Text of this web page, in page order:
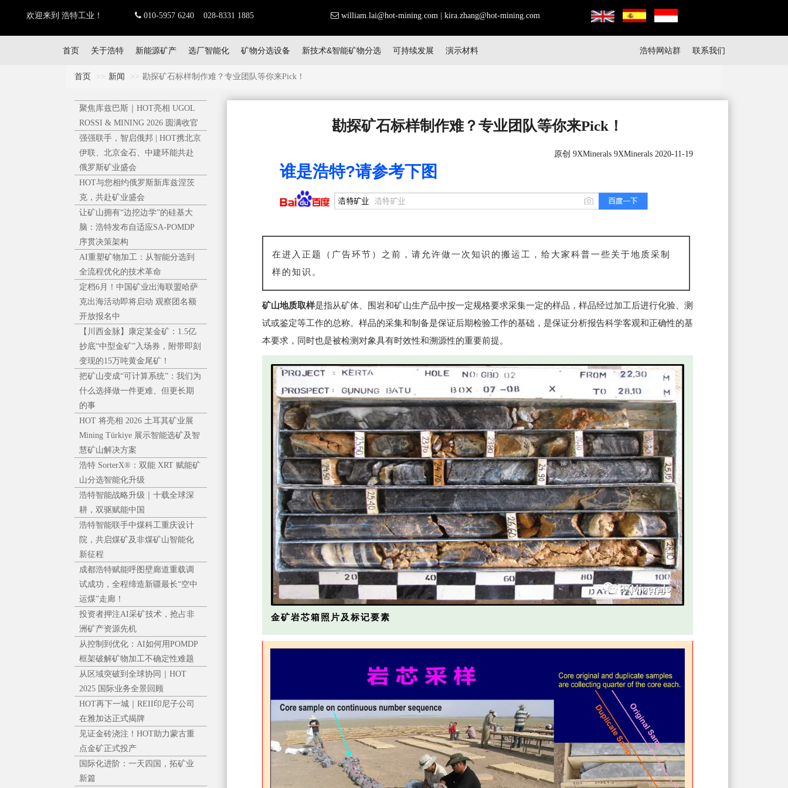
欢迎来到 浩特工业！ 010-5957 6240 028-8331 1885 william.lai@hot-mining.com| kira.zhang@hot-mining.com
首页 关于浩特 新能源矿产 选厂智能化 矿物分选设备 新技术&智能矿物分选 可持续发展 演示材料 浩特网站群 联系我们
首页 新闻 勘探矿石标样制作难？专业团队等你来Pick！
聚焦库兹巴斯｜HOT亮相 UGOL
ROSSI & MINING 2026 圆满收官
强强联手，智启俄邦 | HOT携北京
伊联、北京金石、中建环能共赴
俄罗斯矿业盛会
HOT与您相约俄罗斯新库兹涅茨
克，共赴矿业盛会
让矿山拥有“边挖边学”的硅基大
脑：浩特发布自适应SA-POMDP
序贯决策架构
AI重塑矿物加工：从智能分选到
全流程优化的技术革命
定档6月！中国矿业出海联盟哈萨
克出海活动即将启动 观察团名额
开放报名中
【川西金脉】康定某金矿：1.5亿
抄底“中型金矿”入场券，附带即刻
变现的15万吨黄金尾矿！
把矿山变成“可计算系统”：我们为
什么选择做一件更难、但更长期
的事
HOT 将亮相 2026 土耳其矿业展
Mining Türkiye 展示智能选矿及智
慧矿山解决方案
浩特 SorterX®：双能 XRT 赋能矿
山分选智能化升级
浩特智能战略升级｜十载全球深
耕，双驱赋能中国
浩特智能联手中煤科工重庆设计
院，共启煤矿及非煤矿山智能化
新征程
成都浩特赋能呼图壁廊道重载调
试成功，全程缔造新疆最长“空中
运煤”走廊！
投资者押注AI采矿技术，抢占非
洲矿产资源先机
从控制到优化：AI如何用POMDP
框架破解矿物加工不确定性难题
从区域突破到全球协同｜HOT
2025 国际业务全景回顾
HOT再下一城｜REII印尼子公司
在雅加达正式揭牌
见证金砖浇注！HOT助力蒙古重
点金矿正式投产
国际化进阶：一天四国，拓矿业
新篇
勘探矿石标样制作难？专业团队等你来Pick！
原创 9XMinerals 9XMinerals 2020-11-19
谁是浩特?请参考下图
在进入正题（广告环节）之前，请允许做一次知识的搬运工，给大家科普一些关于地质采制
样的知识。
矿山地质取样是指从矿体、围岩和矿山生产品中按一定规格要求采集一定的样品，样品经过加工后进行化验、测
试或鉴定等工作的总称。样品的采集和制备是保证后期检验工作的基础，是保证分析报告科学客观和正确性的基
本要求，同时也是被检测对象具有时效性和溯源性的重要前提。
金矿岩芯箱照片及标记要素